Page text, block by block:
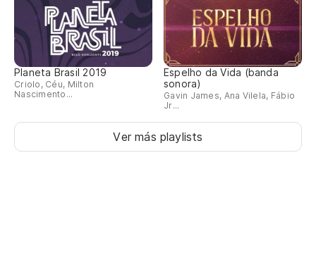
Planeta Brasil 2019
Criolo, Céu, Milton
Nascimento...
Espelho da Vida (banda
sonora)
Gavin James, Ana Vilela, Fábio
Jr...
Ver más playlists